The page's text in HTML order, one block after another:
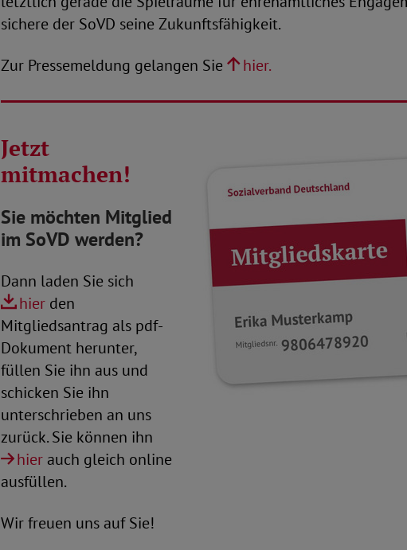
sichere der SoVD seine Zukunftsfähigkeit.
Zur Pressemeldung gelangen Sie
hier.
Jetzt
mitmachen!
Sie möchten Mitglied
im SoVD werden?
Dann laden Sie sich
hier den
Mitgliedsantrag als pdf-
Dokument herunter,
füllen Sie ihn aus und
schicken Sie ihn
unterschrieben an uns
zurück. Sie können ihn
hier auch gleich online
ausfüllen.
Wir freuen uns auf Sie!